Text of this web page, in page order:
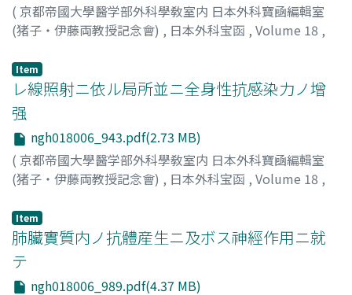
( 京都帝國大學醫学部外科學敎室内 日本外科寶凾編輯室
(猪子・伊藤両教授記念會) , 日本外科宝函 , Volume 18 ,
鬼束, 惇哉
Item
レ線照射ニ依ル局所並ニ全身性抗感染力ノ增
强
ngh018006_943.pdf(2.73 MB)
( 京都帝國大學醫学部外科學敎室内 日本外科寶凾編輯室
(猪子・伊藤両教授記念會) , 日本外科宝函 , Volume 18 ,
安江, 高助
Item
肺臟實質内ノ抗體産生ニ及ボス神經作用ニ就
テ
ngh018006_989.pdf(4.37 MB)